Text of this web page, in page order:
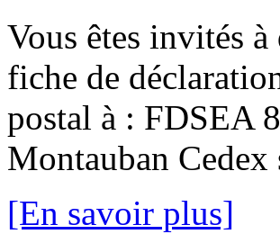
Vous êtes invités
fiche de
postal à : FDSEA
Montauban
[En savoir plus]